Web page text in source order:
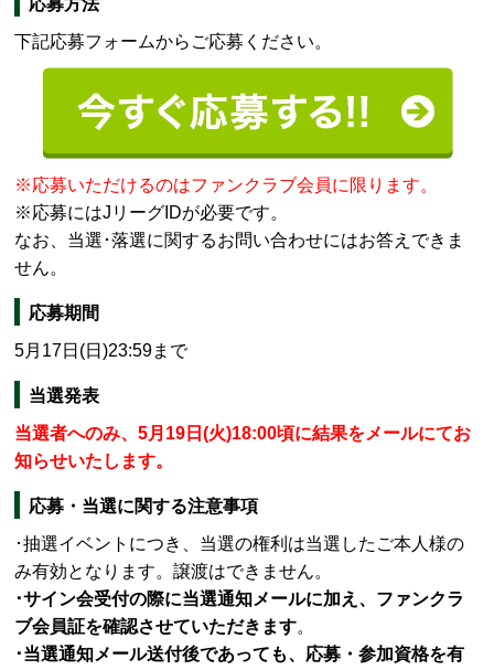
応募方法
下記応募フォームからご応募ください。
※応募いただけるのはファンクラブ会員に限ります。
※応募にはJリーグIDが必要です。
なお、当選･落選に関するお問い合わせにはお答えできま
せん。
応募期間
5月17日(日)23:59まで
当選発表
当選者へのみ、5月19日(火)18:00頃に結果をメールにてお
知らせいたします。
応募・当選に関する注意事項
･抽選イベントにつき、当選の権利は当選したご本人様の
み有効となります。譲渡はできません。
･サイン会受付の際に当選通知メールに加え、ファンクラ
ブ会員証を確認させていただきます。
･当選通知メール送付後であっても、応募・参加資格を有